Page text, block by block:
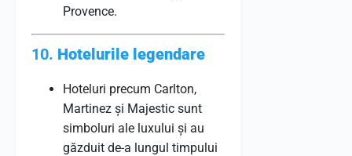
Provence.
10. Hotelurile legendare
Hoteluri precum Carlton,
Martinez și Majestic sunt
simboluri ale luxului și au
găzduit de-a lungul timpului